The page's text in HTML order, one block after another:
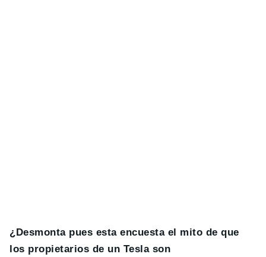
¿Desmonta pues esta encuesta el mito de que
los propietarios de un Tesla son